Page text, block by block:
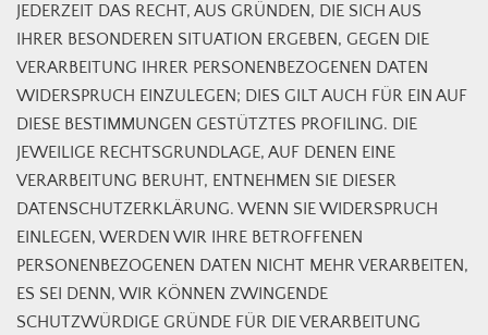
JEDERZEIT DAS RECHT, AUS GRÜNDEN, DIE SICH AUS
IHRER BESONDEREN SITUATION ERGEBEN, GEGEN DIE
VERARBEITUNG IHRER PERSONENBEZOGENEN DATEN
WIDERSPRUCH EINZULEGEN; DIES GILT AUCH FÜR EIN AUF
DIESE BESTIMMUNGEN GESTÜTZTES PROFILING. DIE
JEWEILIGE RECHTSGRUNDLAGE, AUF DENEN EINE
VERARBEITUNG BERUHT, ENTNEHMEN SIE DIESER
DATENSCHUTZERKLÄRUNG. WENN SIE WIDERSPRUCH
EINLEGEN, WERDEN WIR IHRE BETROFFENEN
PERSONENBEZOGENEN DATEN NICHT MEHR VERARBEITEN,
ES SEI DENN, WIR KÖNNEN ZWINGENDE
SCHUTZWÜRDIGE GRÜNDE FÜR DIE VERARBEITUNG